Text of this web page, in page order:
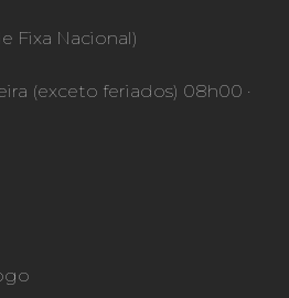
Fixa Nacional)
(exceto feriados) 08h00 ·